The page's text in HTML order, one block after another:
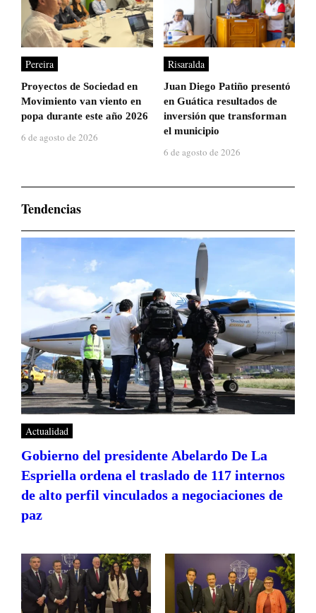
Pereira
Proyectos de Sociedad en
Movimiento van viento en
popa durante este año 2026
6 de agosto de 2026
Risaralda
Juan Diego Patiño presentó
en Guática resultados de
inversión que transforman
el municipio
6 de agosto de 2026
Tendencias
Actualidad
Gobierno del presidente Abelardo De La
Espriella ordena el traslado de 117 internos
de alto perfil vinculados a negociaciones de
paz